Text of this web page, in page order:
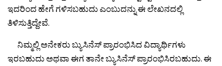
ಇದರಿಂದ ಹೇಗೆ ಗಳಿಸಬಹುದು ಎಂಬುದನ್ನು ಈ ಲೇಖನದಲ್ಲಿ
ತಿಳಿಸುತ್ತಿದ್ದೇವೆ.
ನಿಮ್ಮಲ್ಲಿ ಅನೇಕರು ಬ್ಯುಸಿನೆಸ್ ಪ್ರಾರಂಭಿಸಿದ ವಿದ್ಯಾರ್ಥಿಗಳು
ಇರಬಹುದು ಅಥವಾ ಈಗ ತಾನೇ ಬ್ಯುಸಿನೆಸ್‌ ಪ್ರಾರಂಭಿಸಿರಬಹುದು. ಈ